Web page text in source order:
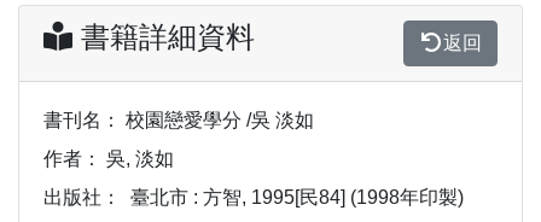
書籍詳細資料 返回
書刊名：
校園戀愛學分 /吳 淡如
作者：
吳, 淡如
出版社：
臺北市 : 方智, 1995[民84] (1998年印製)